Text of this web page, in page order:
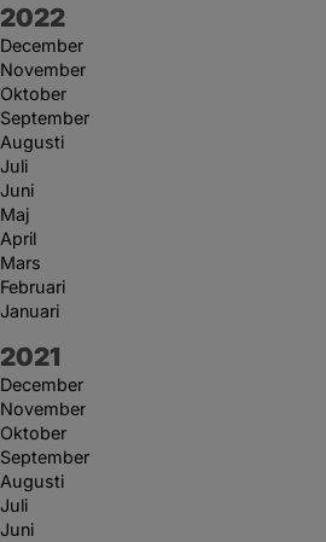
År:
2022
December
November
Oktober
September
Augusti
Juli
Juni
Maj
April
Mars
Februari
Januari
År:
2021
December
November
Oktober
September
Augusti
Juli
Juni